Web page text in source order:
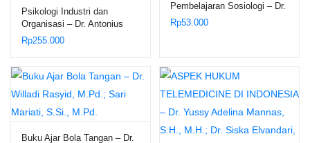
Psikologi Industri dan
Organisasi – Dr. Antonius
Dieben Robinson Manurung,
M.Si.
Rp255.000
Pembelajaran Sosiologi – Dr.
Erianjoni, M.Si.
Rp53.000
Buku Ajar Bola Tangan – Dr.